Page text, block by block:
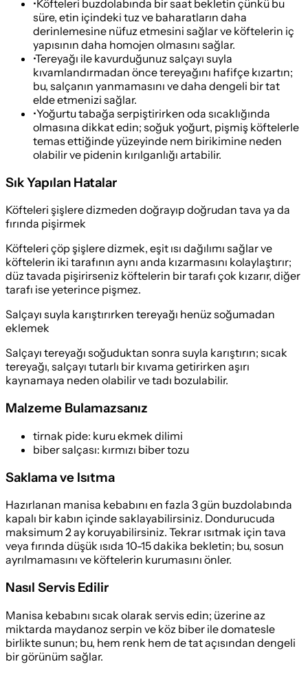
•Köfteleri buzdolabında bir saat bekletin çünkü bu
süre, etin içindeki tuz ve baharatların daha
derinlemesine nüfuz etmesini sağlar ve köftelerin iç
yapısının daha homojen olmasını sağlar.
•Tereyağı ile kavurduğunuz salçayı suyla
kıvamlandırmadan önce tereyağını hafifçe kızartın;
bu, salçanın yanmamasını ve daha dengeli bir tat
elde etmenizi sağlar.
•Yoğurtu tabağa serpiştirirken oda sıcaklığında
olmasına dikkat edin; soğuk yoğurt, pişmiş köftelerle
temas ettiğinde yüzeyinde nem birikimine neden
olabilir ve pidenin kırılganlığı artabilir.
Sık Yapılan Hatalar
Köfteleri şişlere dizmeden doğrayıp doğrudan tava ya da
fırında pişirmek
Köfteleri çöp şişlere dizmek, eşit ısı dağılımı sağlar ve
köftelerin iki tarafının aynı anda kızarmasını kolaylaştırır;
düz tavada pişirirseniz köftelerin bir tarafı çok kızarır, diğer
tarafı ise yeterince pişmez.
Salçayı suyla karıştırırken tereyağı henüz soğumadan
eklemek
Salçayı tereyağı soğuduktan sonra suyla karıştırın; sıcak
tereyağı, salçayı tutarlı bir kıvama getirirken aşırı
kaynamaya neden olabilir ve tadı bozulabilir.
Malzeme Bulamazsanız
tirnak pide: kuru ekmek dilimi
biber salçası: kırmızı biber tozu
Saklama ve Isıtma
Hazırlanan manisa kebabını en fazla 3 gün buzdolabında
kapalı bir kabın içinde saklayabilirsiniz. Dondurucuda
maksimum 2 ay koruyabilirsiniz. Tekrar ısıtmak için tava
veya fırında düşük ısıda 10-15 dakika bekletin; bu, sosun
ayrılmamasını ve köftelerin kurumasını önler.
Nasıl Servis Edilir
Manisa kebabını sıcak olarak servis edin; üzerine az
miktarda maydanoz serpin ve köz biber ile domatesle
birlikte sunun; bu, hem renk hem de tat açısından dengeli
bir görünüm sağlar.